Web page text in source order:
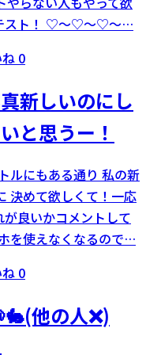
スト！ ♡〜♡〜♡〜…
0
新しいのにし
と思うー！
ルにもある通り 私の新
決めて欲しくて！一応
良いかコメントして
を使えなくなるので…
0
他の人❌)